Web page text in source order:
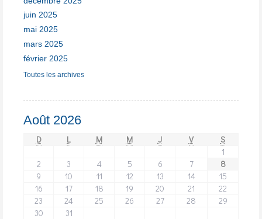
juin 2025
mai 2025
mars 2025
février 2025
Toutes les archives
Août 2026
D L M M J V
S
1
2
3 4 5 6 7
8
9
10 11 12 13 14
15
16
17 18 19 20 21
22
23
24 25 26 27 28
29
30
31